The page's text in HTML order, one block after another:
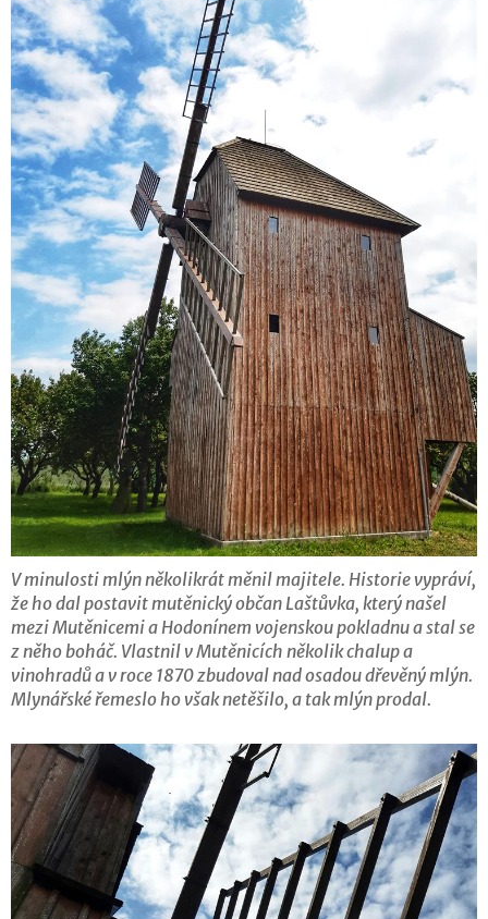
V minulosti mlýn několikrát měnil majitele. Historie vypráví,
že ho dal postavit mutěnický občan Laštůvka, který našel
mezi Mutěnicemi a Hodonínem vojenskou pokladnu a stal se
z něho boháč. Vlastnil v Mutěnicích několik chalup a
vinohradů a v roce 1870 zbudoval nad osadou dřevěný mlýn.
Mlynářské řemeslo ho však netěšilo, a tak mlýn prodal.